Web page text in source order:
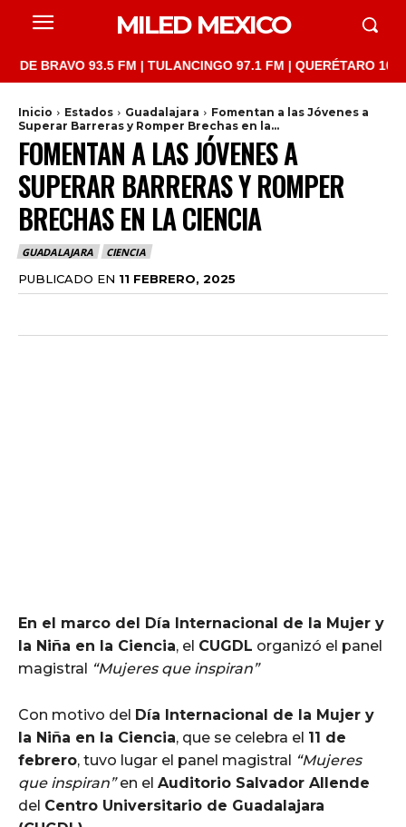
MILED MEXICO
93.5 FM | TULANCINGO 97.1 FM | QUERÉTARO 103.1
Inicio Estados Guadalajara
Fomentan a las Jóvenes a
Superar Barreras y Romper Brechas en la...
FOMENTAN A LAS JÓVENES A
SUPERAR BARRERAS Y ROMPER
BRECHAS EN LA CIENCIA
GUADALAJARA CIENCIA
PUBLICADO EN 11 FEBRERO, 2025
En el marco del Día Internacional de la Mujer y
la Niña en la Ciencia, el CUGDL organizó el panel
magistral
“Mujeres que inspiran”
Con motivo del Día Internacional de la Mujer y
la Niña en la Ciencia, que se celebra el 11 de
febrero, tuvo lugar el panel magistral
“Mujeres
que inspiran”en el Auditorio Salvador Allende
del Centro Universitario de Guadalajara